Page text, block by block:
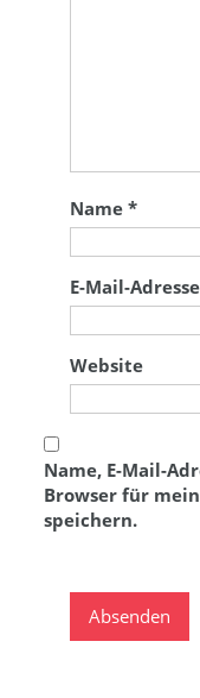
Name*
E-Mail-
Website
Name, E-Mail-
Browser für
speichern.